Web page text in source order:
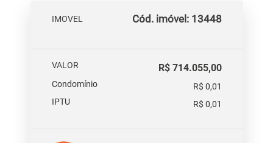
IMOVEL Cód. imóvel: 13448
VALOR R$ 714.055,00
Condomínio
R$ 0,01
IPTU
R$ 0,01